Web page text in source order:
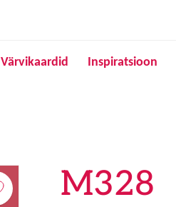
Värvikaardid Inspiratsioon
M328